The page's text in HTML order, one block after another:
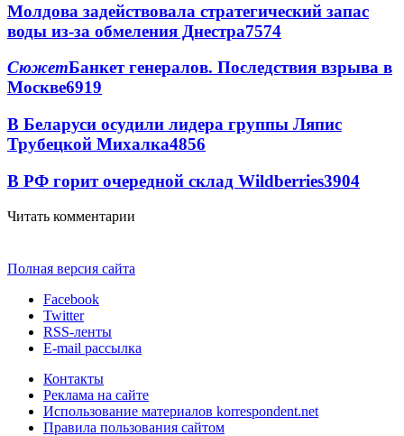
Молдова задействовала стратегический запас
воды из-за обмеления Днестра7574
СюжетБанкет генералов. Последствия взрыва в
Москве6919
В Беларуси осудили лидера группы Ляпис
Трубецкой Михалка4856
В РФ горит очередной склад Wildberries3904
Читать комментарии
Полная версия сайта
Facebook
Twitter
RSS-ленты
E-mail рассылка
Контакты
Реклама на сайте
Использование материалов korrespondent.net
Правила пользования сайтом